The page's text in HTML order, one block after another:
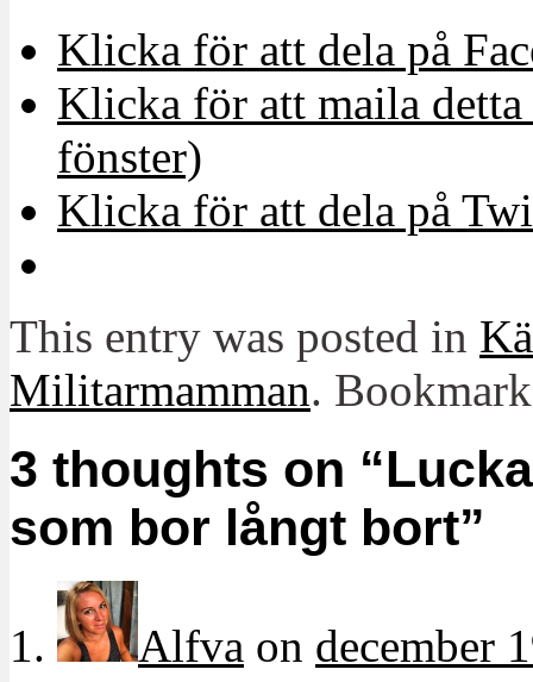
Klicka för att dela på
Klicka för att maila
fönster)
Klicka för att dela på
This entry was posted in
Militarmamman.
3 thoughts on “
som bor långt bort”
Alfva on december